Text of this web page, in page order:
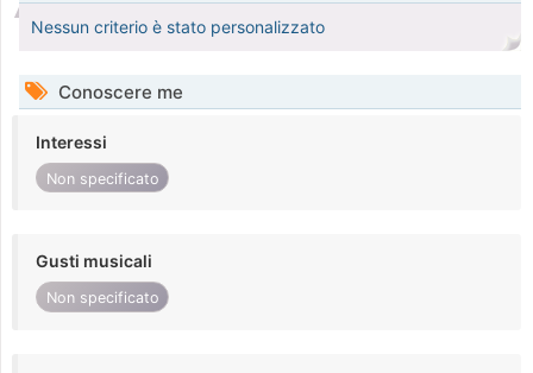
Nessun criterio è stato personalizzato
Conoscere me
Interessi
Non specificato
Gusti musicali
Non specificato